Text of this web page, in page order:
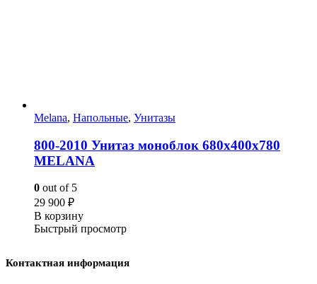
Melana, Напольные, Унитазы
800-2010 Унитаз моноблок 680х400х780
MELANA
0 out of 5
29 900 ₽
В корзину
Быстрый просмотр
Контактная информация